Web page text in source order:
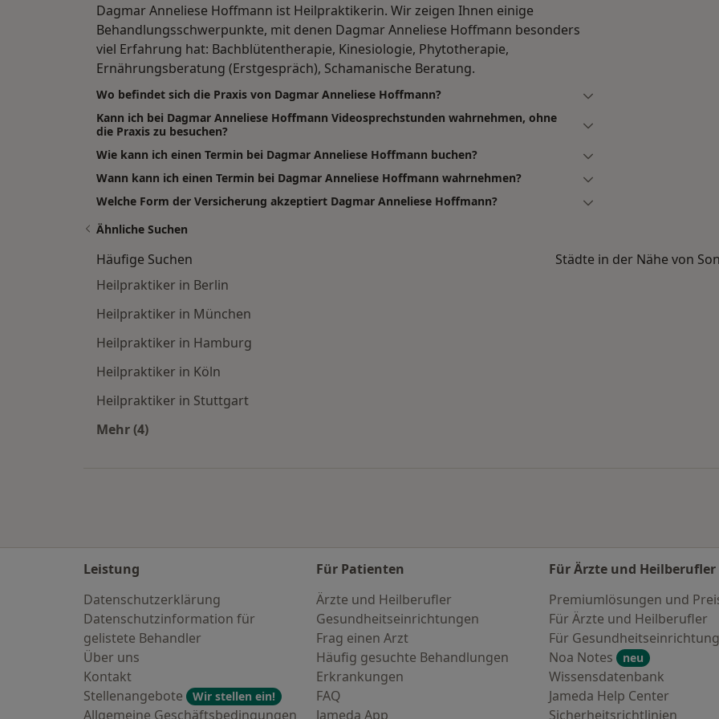
Dagmar Anneliese Hoffmann ist Heilpraktikerin. Wir zeigen Ihnen einige
Behandlungsschwerpunkte, mit denen Dagmar Anneliese Hoffmann besonders
viel Erfahrung hat: Bachblütentherapie, Kinesiologie, Phytotherapie,
Ernährungsberatung (Erstgespräch), Schamanische Beratung.
Wo befindet sich die Praxis von Dagmar Anneliese Hoffmann?
Kann ich bei Dagmar Anneliese Hoffmann Videosprechstunden wahrnehmen, ohne
die Praxis zu besuchen?
Wie kann ich einen Termin bei Dagmar Anneliese Hoffmann buchen?
Wann kann ich einen Termin bei Dagmar Anneliese Hoffmann wahrnehmen?
Welche Form der Versicherung akzeptiert Dagmar Anneliese Hoffmann?
Ähnliche Suchen
Häufige Suchen
Heilpraktiker in Berlin
Heilpraktiker in München
Heilpraktiker in Hamburg
Heilpraktiker in Köln
Heilpraktiker in Stuttgart
Mehr (4)
Städte in der Nähe von
Leistung
Datenschutzerklärung
Datenschutzinformation für
gelistete Behandler
Über uns
Kontakt
Stellenangebote
Wir stellen ein!
Allgemeine Geschäftsbedingungen
Für Patienten
Ärzte und Heilberufler
Gesundheitseinrichtungen
Frag einen Arzt
Häufig gesuchte Behandlungen
Erkrankungen
FAQ
Jameda App
Für Ärzte und Heilberufler
Premiumlösungen und
Für Ärzte und Heilberufler
Für
Noa Notes
neu
Wissensdatenbank
Jameda Help Center
Sicherheitsrichtlinien